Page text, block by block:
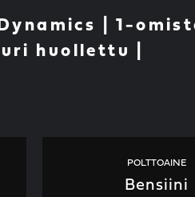
| 1-
huollettu |
POLTTOAINE
Bensiini